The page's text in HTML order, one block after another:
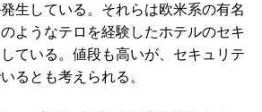
生している。それらは欧米系の有名
ようなテロを経験したホテルのセキ
ている。値段も高いが、セキュリテ
るとも考えられる。